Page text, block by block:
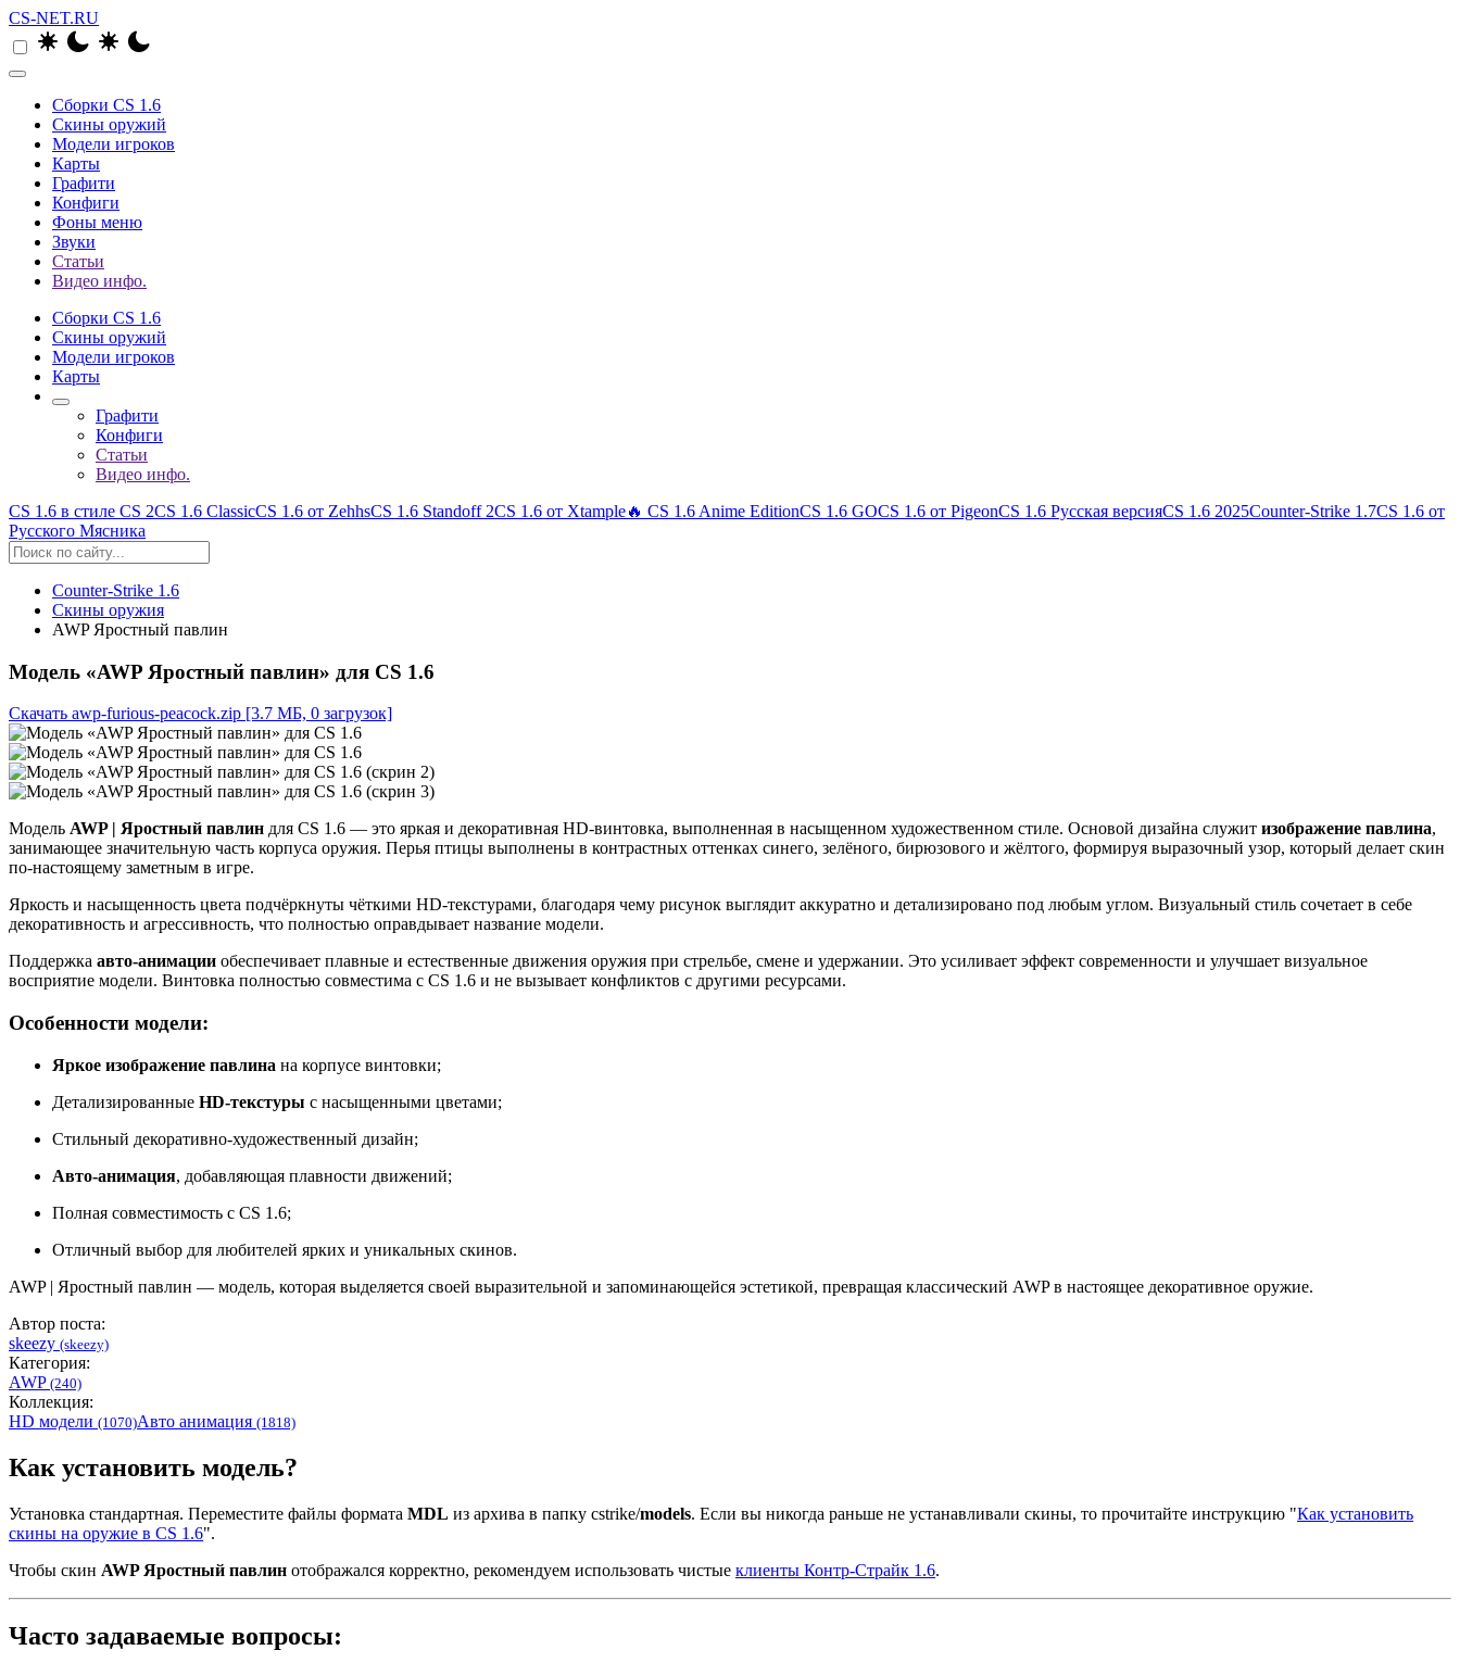
CS-NET.RU
Сборки CS 1.6
Скины оружий
Модели игроков
Карты
Графити
Конфиги
Фоны меню
Звуки
Статьи
Видео инфо.
Сборки CS 1.6
Скины оружий
Модели игроков
Карты
Графити
Конфиги
Статьи
Видео инфо.
CS 1.6 в стиле CS 2CS 1.6 ClassicCS 1.6 от ZehhsCS 1.6 Standoff 2CS 1.6 от Xtample🔥 CS 1.6 Anime EditionCS 1.6 GOCS 1.6 от PigeonCS 1.6 Русская версияCS 1.6 2025Counter-Strike 1.7CS 1.6 от
Русского Мясника
Counter-Strike 1.6
Скины оружия
AWP Яростный павлин
Модель «AWP Яростный павлин» для CS 1.6
Скачать awp-furious-peacock.zip [3.7 МБ, 0 загрузок]
Модель AWP | Яростный павлин для CS 1.6 — это яркая и декоративная HD-винтовка, выполненная в насыщенном художественном стиле. Основой дизайна служит изображение павлина,
занимающее значительную часть корпуса оружия. Перья птицы выполнены в контрастных оттенках синего, зелёного, бирюзового и жёлтого, формируя выразочный узор, который делает скин
по-настоящему заметным в игре.
Яркость и насыщенность цвета подчёркнуты чёткими HD-текстурами, благодаря чему рисунок выглядит аккуратно и детализировано под любым углом. Визуальный стиль сочетает в себе
декоративность и агрессивность, что полностью оправдывает название модели.
Поддержка авто-анимации обеспечивает плавные и естественные движения оружия при стрельбе, смене и удержании. Это усиливает эффект современности и улучшает визуальное
восприятие модели. Винтовка полностью совместима с CS 1.6 и не вызывает конфликтов с другими ресурсами.
Особенности модели:
Яркое изображение павлина на корпусе винтовки;
Детализированные HD-текстуры с насыщенными цветами;
Стильный декоративно-художественный дизайн;
Авто-анимация, добавляющая плавности движений;
Полная совместимость с CS 1.6;
Отличный выбор для любителей ярких и уникальных скинов.
AWP | Яростный павлин — модель, которая выделяется своей выразительной и запоминающейся эстетикой, превращая классический AWP в настоящее декоративное оружие.
Автор поста:
skeezy (skeezy)
Категория:
AWP (240)
Коллекция:
HD модели (1070)Авто анимация (1818)
Как установить модель?
Установка стандартная. Переместите файлы формата MDL из архива в папку cstrike/models. Если вы никогда раньше не устанавливали скины, то прочитайте инструкцию "Как установить
скины на оружие в CS 1.6".
Чтобы скин AWP Яростный павлин отображался корректно, рекомендуем использовать чистые клиенты Контр-Страйк 1.6.
Часто задаваемые вопросы: